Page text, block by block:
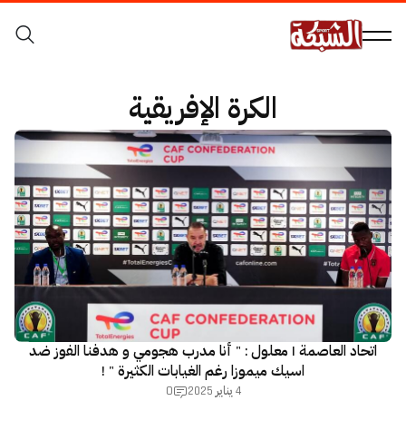
الكرة الإفريقية
اتحاد العاصمة | معلول : " أنا مدرب هجومي و هدفنا الفوز ضد
اسيك ميموزا رغم الغيابات الكثيرة " !
4 يناير 2025 0